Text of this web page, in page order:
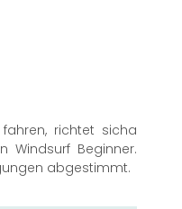
richtet sicha
Windsurf Beginner.
abgestimmt.